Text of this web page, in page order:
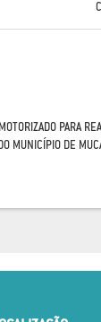
PARA
MUNICÍPIO DE